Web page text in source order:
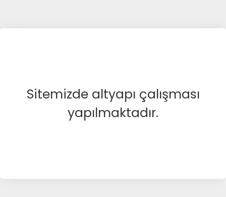
Sitemizde altyapı çalışması
yapılmaktadır.